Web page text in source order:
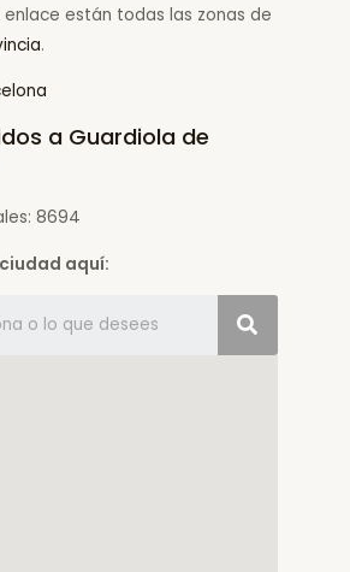
enlace están todas las zonas de
.
a Guardiola de
8694
aquí: